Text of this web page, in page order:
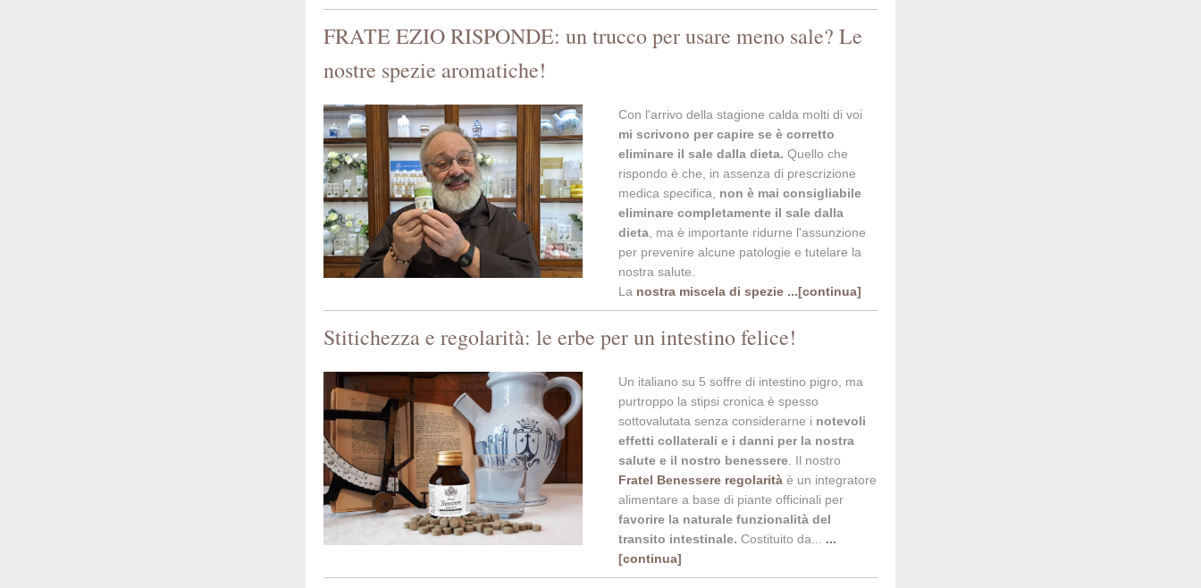
FRATE EZIO RISPONDE: un trucco per usare meno sale? Le
nostre spezie aromatiche!
Con l'arrivo della stagione calda molti di voi
mi scrivono per capire se è corretto
eliminare il sale dalla dieta. Quello che
rispondo è che, in assenza di prescrizione
medica specifica, non è mai consigliabile
eliminare completamente il sale dalla
dieta , ma è importante ridurne l'assunzione
per prevenire alcune patologie e tutelare la
nostra salute.
La nostra miscela di spezie ...[continua]
Stitichezza e regolarità: le erbe per un intestino felice!
Un italiano su 5 soffre di intestino pigro, ma
purtroppo la stipsi cronica è spesso
sottovalutata senza considerarne i notevoli
effetti collaterali e i danni per la nostra
salute e il nostro benessere . Il nostro
Fratel Benessere regolarità è un integratore
alimentare a base di piante officinali per
favorire la naturale funzionalità del
transito intestinale. Costituito da... ...
[continua]